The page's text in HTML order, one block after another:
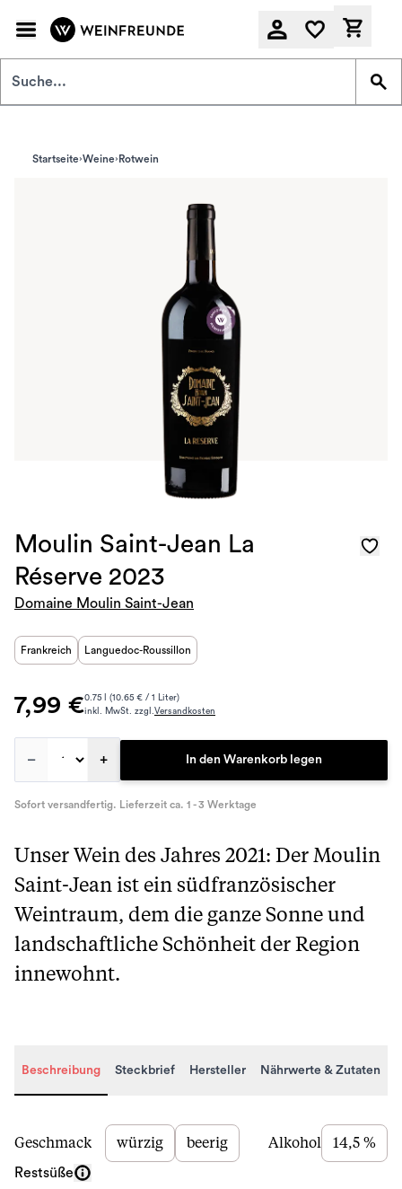
Startseite Weine Rotwein
Moulin Saint-Jean La
Réserve 2023
Domaine Moulin Saint-Jean
Frankreich Languedoc-Roussillon
7,99 €0.75 l (10.65 € / 1 Liter)
inkl. MwSt. zzgl.Versandkosten
– + In den Warenkorb legen
Sofort versandfertig. Lieferzeit ca. 1 - 3 Werktage
Unser Wein des Jahres 2021: Der Moulin
Saint-Jean ist ein südfranzösischer
Weintraum, dem die ganze Sonne und
landschaftliche Schönheit der Region
innewohnt.
Beschreibung Steckbrief Hersteller Nährwerte & Zutaten
Beschreibung
Geschmack würzig beerig Alkohol 14,5 %
Restsüße